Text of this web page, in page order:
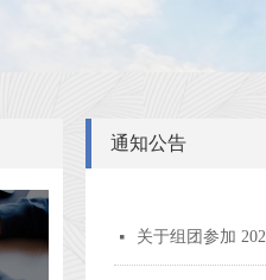
넷 关于组团参加
通知公告